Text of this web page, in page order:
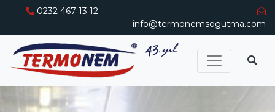
0232 467 13 12
info@termonemsogutma.com